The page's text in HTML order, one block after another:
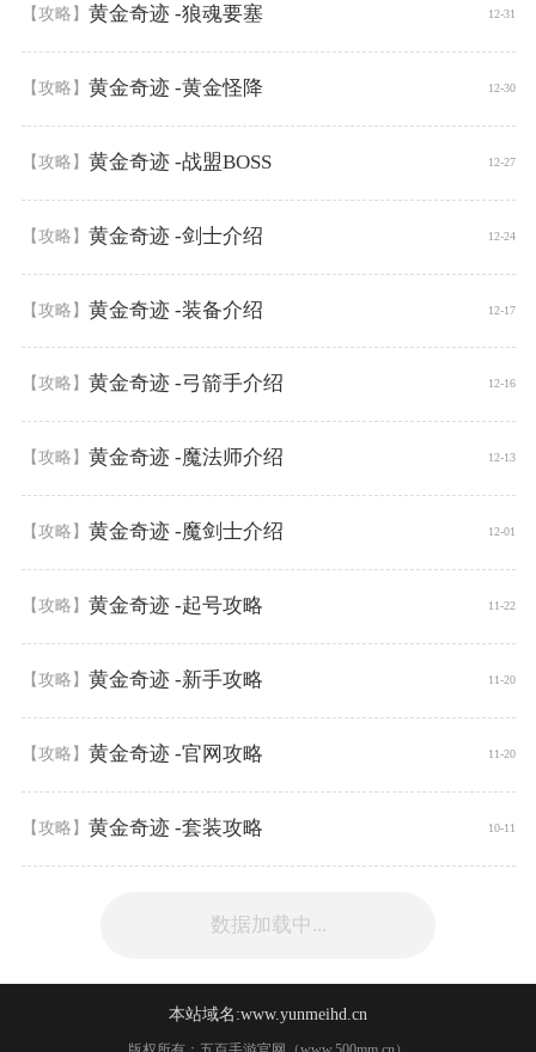
【攻略】 黄金奇迹 -狼魂要塞 12-31
【攻略】 黄金奇迹 -黄金怪降 12-30
【攻略】 黄金奇迹 -战盟BOSS 12-27
【攻略】 黄金奇迹 -剑士介绍 12-24
【攻略】 黄金奇迹 -装备介绍 12-17
【攻略】 黄金奇迹 -弓箭手介绍 12-16
【攻略】 黄金奇迹 -魔法师介绍 12-13
【攻略】 黄金奇迹 -魔剑士介绍 12-01
【攻略】 黄金奇迹 -起号攻略 11-22
【攻略】 黄金奇迹 -新手攻略 11-20
【攻略】 黄金奇迹 -官网攻略 11-20
【攻略】 黄金奇迹 -套装攻略 10-11
数据加载中...
本站域名:www.yunmeihd.cn